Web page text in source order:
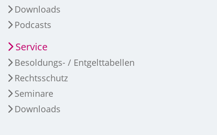
Downloads
Podcasts
Service
Besoldungs- / Entgelttabellen
Rechtsschutz
Seminare
Downloads